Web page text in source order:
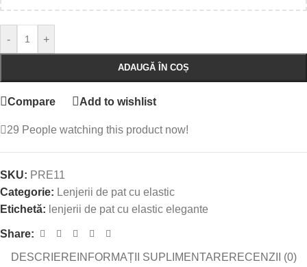
- +
ADAUGĂ ÎN COȘ
Compare Add to wishlist
29 People watching this product now!
SKU: PRE11
Categorie: Lenjerii de pat cu elastic
Etichetă: lenjerii de pat cu elastic elegante
Share:
DESCRIERE INFORMAȚII SUPLIMENTARERECENZII (0)